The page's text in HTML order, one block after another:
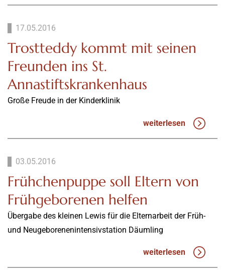
17.05.2016
Trostteddy kommt mit seinen
Freunden ins St.
Annastiftskrankenhaus
Große Freude in der Kinderklinik
weiterlesen
03.05.2016
Frühchenpuppe soll Eltern von
Frühgeborenen helfen
Übergabe des kleinen Lewis für die Elternarbeit der Früh-
und Neugeborenenintensivstation Däumling
weiterlesen